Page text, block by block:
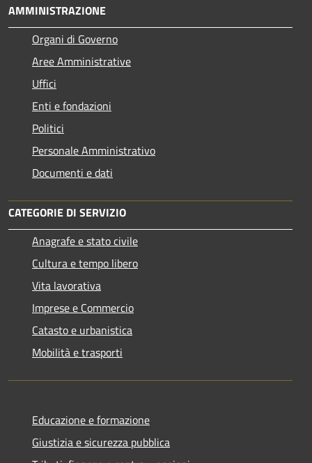
AMMINISTRAZIONE
Organi di Governo
Aree Amministrative
Uffici
Enti e fondazioni
Politici
Personale Amministrativo
Documenti e dati
CATEGORIE DI SERVIZIO
Anagrafe e stato civile
Cultura e tempo libero
Vita lavorativa
Imprese e Commercio
Catasto e urbanistica
Mobilità e trasporti
Educazione e formazione
Giustizia e sicurezza pubblica